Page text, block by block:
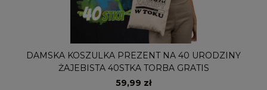
DAMSKA KOSZULKA PREZENT NA 40 URODZINY
ŻAJEBISTA 40STKA TORBA GRATIS
59,99 zł